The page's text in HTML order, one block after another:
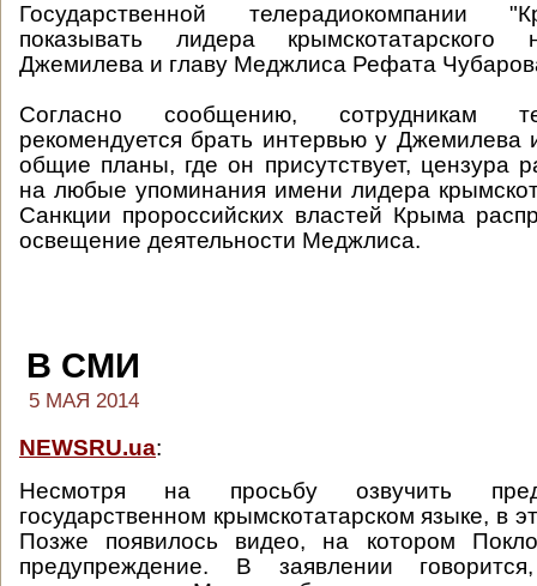
Государственной телерадиокомпании
показывать лидера
Джемилева и главу Меджлиса Рефата
Согласно сообщению, сотрудникам
рекомендуется брать интервью у Джемилева
общие планы, где он присутствует, цензура
на любые упоминания имени лидера
Санкции пророссийских властей Крыма
освещение деятельности Меджлиса.
В СМИ
5 МАЯ 2014
NEWSRU.ua:
Несмотря на просьбу озвучить
государственном крымскотатарском языке, в
Позже появилось видео, на котором
предупреждение. В заявлении